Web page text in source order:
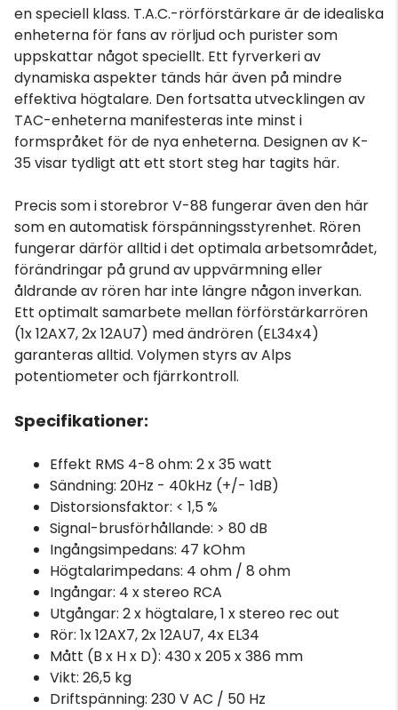
en speciell klass. T.A.C.-rörförstärkare är de idealiska
enheterna för fans av rörljud och purister som
uppskattar något speciellt. Ett fyrverkeri av
dynamiska aspekter tänds här även på mindre
effektiva högtalare. Den fortsatta utvecklingen av
TAC-enheterna manifesteras inte minst i
formspråket för de nya enheterna. Designen av K-
35 visar tydligt att ett stort steg har tagits här.
Precis som i storebror V-88 fungerar även den här
som en automatisk förspänningsstyrenhet. Rören
fungerar därför alltid i det optimala arbetsområdet,
förändringar på grund av uppvärmning eller
åldrande av rören har inte längre någon inverkan.
Ett optimalt samarbete mellan förförstärkarrören
(1x 12AX7, 2x 12AU7) med ändrören (EL34x4)
garanteras alltid. Volymen styrs av Alps
potentiometer och fjärrkontroll.
Specifikationer:
Effekt RMS 4-8 ohm: 2 x 35 watt
Sändning: 20Hz - 40kHz (+/- 1dB)
Distorsionsfaktor: < 1,5 %
Signal-brusförhållande: > 80 dB
Ingångsimpedans: 47 kOhm
Högtalarimpedans: 4 ohm / 8 ohm
Ingångar: 4 x stereo RCA
Utgångar: 2 x högtalare, 1 x stereo rec out
Rör: 1x 12AX7, 2x 12AU7, 4x EL34
Mått (B x H x D): 430 x 205 x 386 mm
Vikt: 26,5 kg
Driftspänning: 230 V AC / 50 Hz